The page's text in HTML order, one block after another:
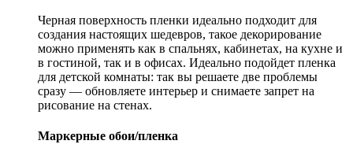
Черная поверхность пленки идеально подходит для
создания настоящих шедевров, такое декорирование
можно применять как в спальнях, кабинетах, на кухне и
в гостиной, так и в офисах. Идеально подойдет пленка
для детской комнаты: так вы решаете две проблемы
сразу — обновляете интерьер и снимаете запрет на
рисование на стенах.
Маркерные обои/пленка